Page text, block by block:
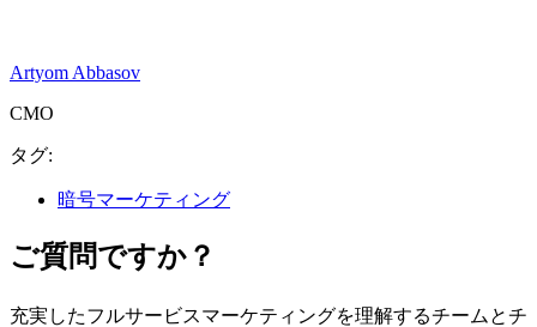
Artyom Abbasov
CMO
タグ:
暗号マーケティング
ご質問ですか？
充実したフルサービスマーケティングを理解するチームとチ